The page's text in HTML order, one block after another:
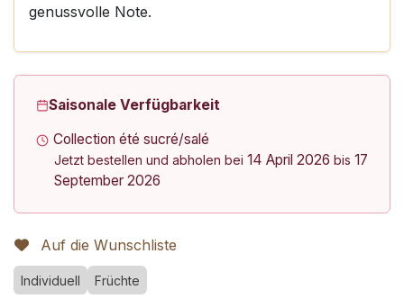
genussvolle Note.
Saisonale Verfügbarkeit
Collection été sucré/salé
Jetzt bestellen und abholen bei 14 April 2026 bis 17
September 2026
Auf die Wunschliste
Individuell Früchte